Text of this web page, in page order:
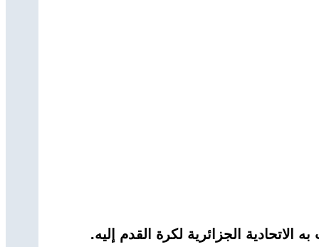
الجزائرية لكرة القدم إليه.